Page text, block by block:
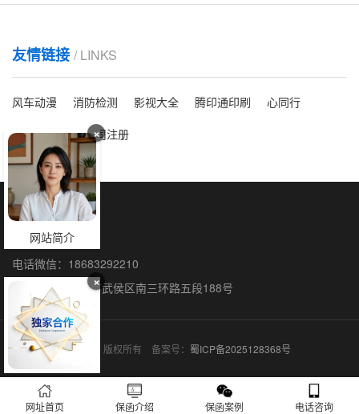
友情链接 / LINKS
风车动漫 消防检测 影视大全 腾印通印刷
心同行
洗脸吧
海外公司注册
×
网站简介
×
保函全国办理
联系人：石阳
电话微信：18683292210
联系地址：成都市武侯区南三环路五段188号
保函网 © 2015-2026 版权所有 备案号： 蜀ICP备2025128368号
网址首页 保函介绍 保函案例 电话咨询